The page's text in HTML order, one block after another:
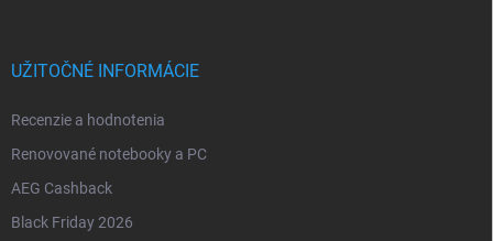
UŽITOČNÉ INFORMÁCIE
Recenzie a hodnotenia
Renovované notebooky a PC
AEG Cashback
Black Friday 2026